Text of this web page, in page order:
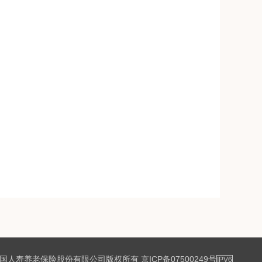
人寿养老保险股份有限公司版权所有 京ICP备07500249号 IPV6